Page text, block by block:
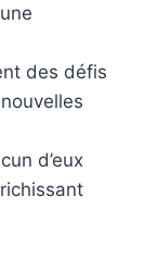
des défis
d’eux